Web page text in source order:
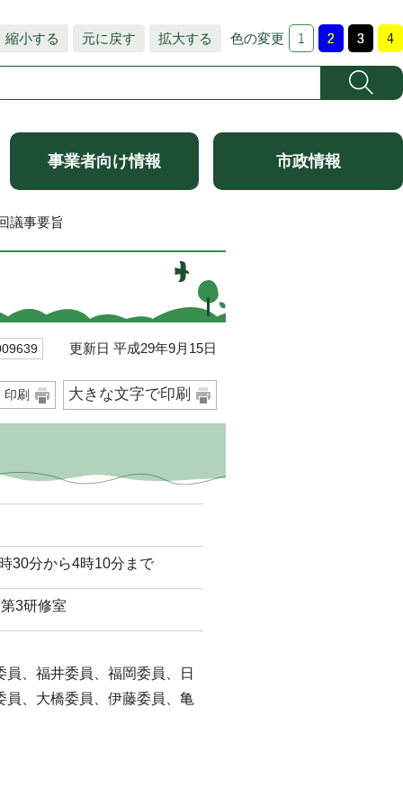
縮小する 元に戻す 拡大する 色の変更
事業者向け情報 市政情報
議事要旨
更新日 平成29年9月15日
印刷 大きな文字で印刷
30分から4時10分まで
3研修室
、福井委員、福岡委員、日
、大橋委員、伊藤委員、亀